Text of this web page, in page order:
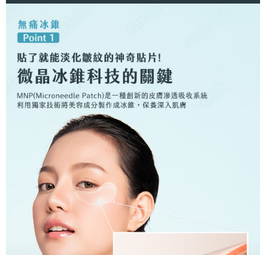
https://aftee.tw/terms/#terms3
「AFTEE先享後付」，若未經同意申辦者引起之損失，本公司不負相關責
任。
時審查核予不同之上限額度；若仍有額度不足之情形，本公司將視審查結果
請求用戶進行身份認證。
５．嚴禁一人註冊多個帳號或使用他人資訊註冊。若發現惡意使用之情形，
恩沛科技股份有限公司將有權停止該用戶之使用額度並採取法律行動。
一般宅配
每筆NT$80，滿NT$599(含以上)免運費
離島宅配
每筆NT$220，滿NT$599(含以上)免運費